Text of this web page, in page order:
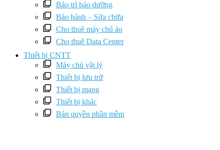
Bảo trì bảo dưỡng
Bảo hành – Sửa chữa
Cho thuê máy chủ ảo
Cho thuê Data Center
Thiết bị CNTT
Máy chủ vật lý
Thiết bị lưu trữ
Thiết bị mạng
Thiết bị khác
Bản quyền phần mềm